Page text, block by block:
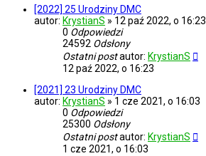
[2022] 25 Urodziny DMC
autor: KrystianS » 12 paź 2022, o 16:23
0 Odpowiedzi
24592 Odsłony
Ostatni postautor: KrystianS
12 paź 2022, o 16:23
[2021] 23 Urodziny DMC
autor: KrystianS » 1 cze 2021, o 16:03
0 Odpowiedzi
25300 Odsłony
Ostatni postautor: KrystianS
1 cze 2021, o 16:03